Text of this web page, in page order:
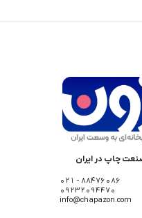
چاپ در ایران
88476086 - 021
09232094470
info@chapazon.com